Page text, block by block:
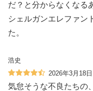
だ？と分からなくなる
シェルガンエレファン
た。
浩史
2026年3月18日
気怠そうな不良たちの